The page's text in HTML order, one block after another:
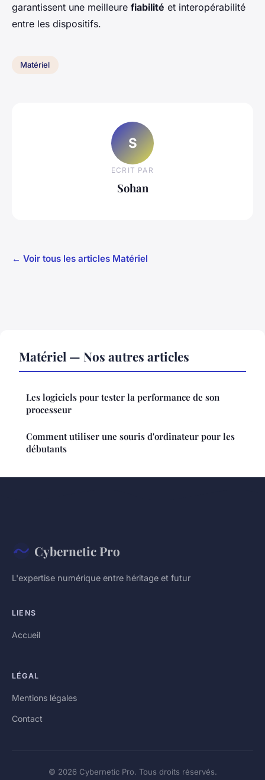
garantissent une meilleure fiabilité et interopérabilité
entre les dispositifs.
Matériel
S
ECRIT PAR
Sohan
← Voir tous les articles Matériel
Matériel — Nos autres articles
Les logiciels pour tester la performance de son
processeur
Comment utiliser une souris d'ordinateur pour les
débutants
Cybernetic Pro
L'expertise numérique entre héritage et futur
LIENS
Accueil
LÉGAL
Mentions légales
Contact
© 2026 Cybernetic Pro. Tous droits réservés.